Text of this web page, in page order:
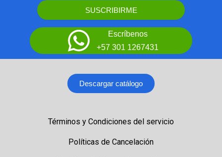
SUSCRIBIRME
Escríbenos
+57 301 1267431
Descargar catálogo
Términos y Condiciones del servicio
Políticas de Cancelación